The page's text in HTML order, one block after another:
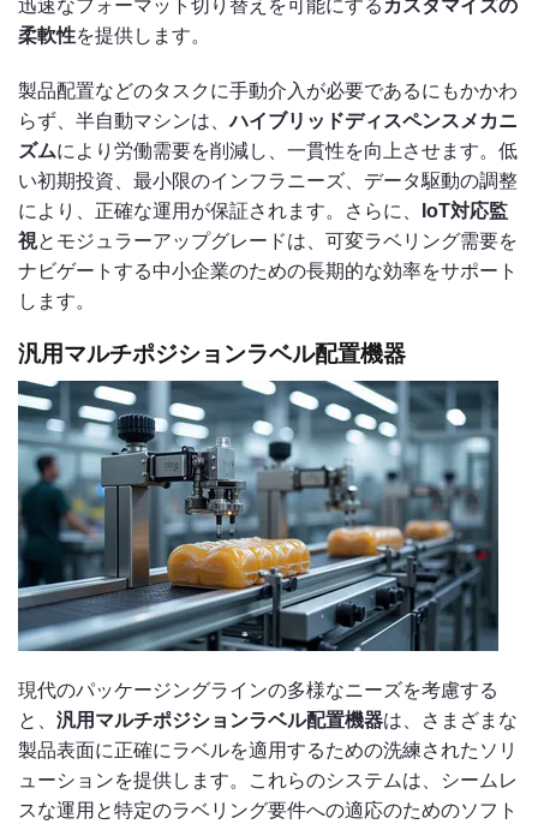
迅速なフォーマット切り替えを可能にする カスタマイズの
柔軟性を提供します。
製品配置などのタスクに手動介入が必要であるにもかかわ
らず、半自動マシンは、ハイブリッドディスペンスメカニ
ズムにより労働需要を削減し、一貫性を向上させます。低
い初期投資、最小限のインフラニーズ、データ駆動の調整
により、正確な運用が保証されます。さらに、
IoT対応監
視とモジュラーアップグレードは、可変ラベリング需要を
ナビゲートする中小企業のための長期的な効率をサポート
します。
汎用マルチポジションラベル配置機器
現代のパッケージングラインの多様なニーズを考慮する
と、 汎用マルチポジションラベル配置機器は、さまざまな
製品表面に正確にラベルを適用するための洗練されたソリ
ューションを提供します。これらのシステムは、シームレ
スな運用と特定のラベリング要件への適応のためのソフト